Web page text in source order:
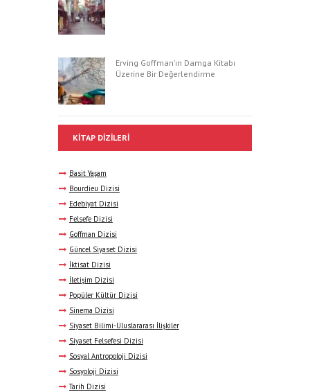
Erving Goffman’ın Damga Kitabı
Üzerine Bir Değerlendirme
KITAP DIZILERI
Basit Yaşam
Bourdieu Dizisi
Edebiyat Dizisi
Felsefe Dizisi
Goffman Dizisi
Güncel Siyaset Dizisi
İktisat Dizisi
İletişim Dizisi
Popüler Kültür Dizisi
Sinema Dizisi
Siyaset Bilimi-Uluslararası İlişkiler
Siyaset Felsefesi Dizisi
Sosyal Antropoloji Dizisi
Sosyoloji Dizisi
Tarih Dizisi